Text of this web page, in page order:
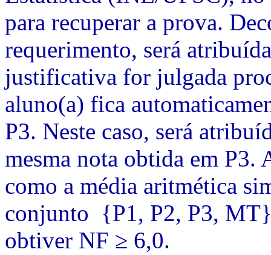
para recuperar a prova.
requerimento, será
justificativa for julgada
aluno(a) fica
P3. Neste caso, será
mesma nota obtida em P3.
como a média aritmética
conjunto {P1, P2, P3,
obtiver NF ≥ 6,0.